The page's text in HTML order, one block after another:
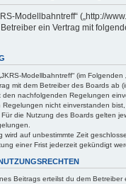
Modellbahntreff“ („http://
ein Vertrag mit
Modellbahntreff“ (im Folgenden
mit dem Betreiber des Boards ab
den nachfolgenden Regelungen
Regelungen nicht einverstanden
die Nutzung des Boards gelten
wird auf unbestimmte Zeit
einer Frist jederzeit gekündigt
Beitrags erteilst du dem Betreiber